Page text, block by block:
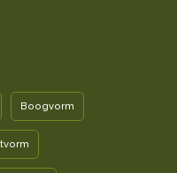
Boogvorm